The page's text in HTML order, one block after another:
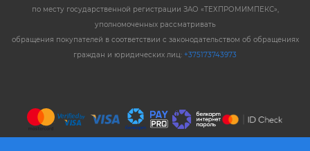
по месту государственной регистрации ЗАО «ТЕХПРОМИМПЕКС»,
уполномоченных рассматривать
обращения покупателей в соответствии с законодательством об обращениях
граждан и юридических лиц: +375173743973